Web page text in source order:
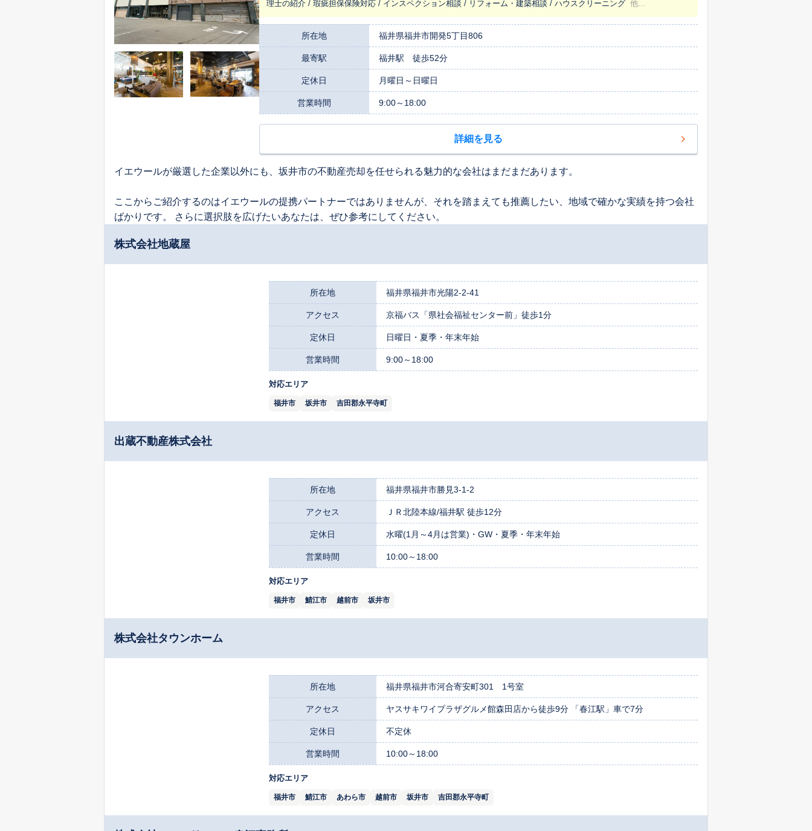
理士の紹介 / 瑕疵担保保険対応 / インスペクション相談 / リフォーム・建築相談 / ハウスクリーニング 他...
所在地 福井県福井市開発5丁目806
最寄駅 福井駅 徒歩52分
定休日 月曜日～日曜日
営業時間 9:00～18:00
詳細を見る
イエウールが厳選した企業以外にも、坂井市の不動産売却を任せられる魅力的な会社はまだまだあります。
ここからご紹介するのはイエウールの提携パートナーではありませんが、それを踏まえても推薦したい、地域で確かな実績を持つ会社
ばかりです。 さらに選択肢を広げたいあなたは、ぜひ参考にしてください。
株式会社地蔵屋
所在地 福井県福井市光陽2-2-41
アクセス 京福バス「県社会福祉センター前」徒歩1分
定休日 日曜日・夏季・年末年始
営業時間 9:00～18:00
対応エリア
福井市 坂井市 吉田郡永平寺町
出蔵不動産株式会社
所在地 福井県福井市勝見3-1-2
アクセス ＪＲ北陸本線/福井駅 徒歩12分
定休日 水曜(1月～4月は営業)・GW・夏季・年末年始
営業時間 10:00～18:00
対応エリア
福井市 鯖江市 越前市 坂井市
株式会社タウンホーム
所在地 福井県福井市河合寄安町301 1号室
アクセス ヤスサキワイプラザグルメ館森田店から徒歩9分 「春江駅」車で7分
定休日 不定休
営業時間 10:00～18:00
対応エリア
福井市 鯖江市 あわら市 越前市 坂井市 吉田郡永平寺町